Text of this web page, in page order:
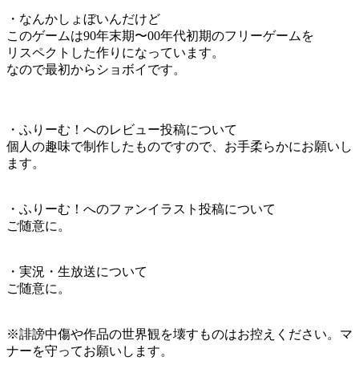
・なんかしょぼいんだけど
このゲームは90年末期〜00年代初期のフリーゲームを
リスペクトした作りになっています。
なので最初からショボイです。
・ふりーむ！へのレビュー投稿について
個人の趣味で制作したものですので、お手柔らかにお願いし
ます。
・ふりーむ！へのファンイラスト投稿について
ご随意に。
・実況・生放送について
ご随意に。
※誹謗中傷や作品の世界観を壊すものはお控えください。マ
ナーを守ってお願いします。